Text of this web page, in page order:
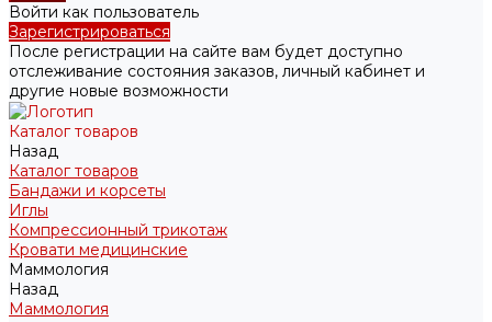
Войти как пользователь
Зарегистрироваться
После регистрации на сайте вам будет доступно
отслеживание состояния заказов, личный кабинет и
другие новые возможности
Каталог товаров
Назад
Каталог товаров
Бандажи и корсеты
Иглы
Компрессионный трикотаж
Кровати медицинские
Маммология
Назад
Маммология